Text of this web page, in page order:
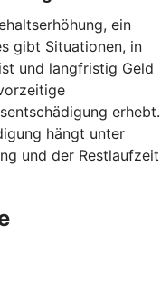
ein
gibt Situationen, in
und langfristig Geld
erhebt.
hängt unter
und der Restlaufzeit